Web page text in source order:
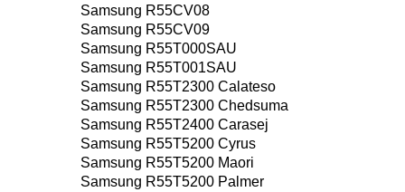
Samsung R55CV08
Samsung R55CV09
Samsung R55T000SAU
Samsung R55T001SAU
Samsung R55T2300 Calateso
Samsung R55T2300 Chedsuma
Samsung R55T2400 Carasej
Samsung R55T5200 Cyrus
Samsung R55T5200 Maori
Samsung R55T5200 Palmer